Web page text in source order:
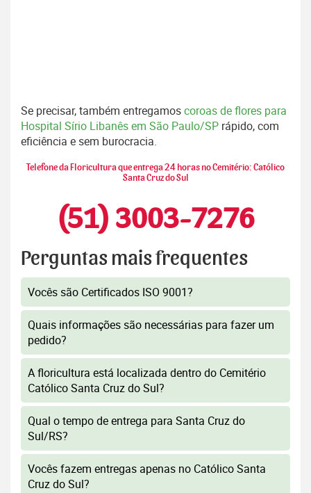
Se precisar, também entregamoscoroas de flores para
Hospital Sírio Libanês em São Paulo/SP rápido, com
eficiência e sem burocracia.
Telefone da Floricultura que entrega 24 horas no Cemitério: Católico
Santa Cruz do Sul
(51) 3003-7276
Perguntas mais frequentes
Vocês são Certificados ISO 9001?
Quais informações são necessárias para fazer um
pedido?
A floricultura está localizada dentro do Cemitério
Católico Santa Cruz do Sul?
Qual o tempo de entrega para Santa Cruz do
Sul/RS?
Vocês fazem entregas apenas no Católico Santa
Cruz do Sul?